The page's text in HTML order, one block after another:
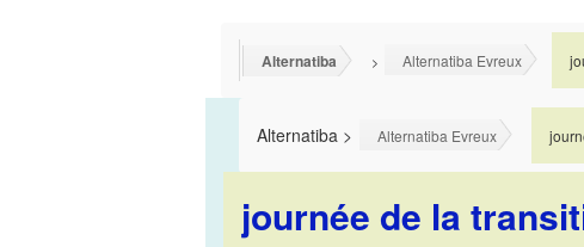
Alternatiba > Alternatiba Evreux
Alternatiba > Alternatiba Evreux
journée de la